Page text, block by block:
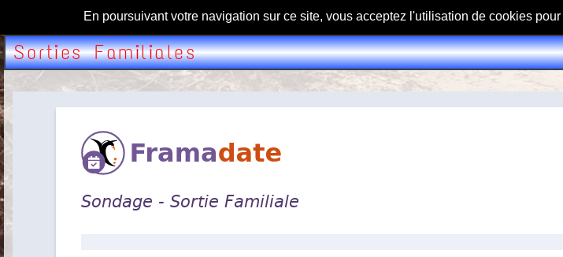
En poursuivant votre navigation sur ce site, vous acceptez l'utilisation de cookies
Sorties Familiales